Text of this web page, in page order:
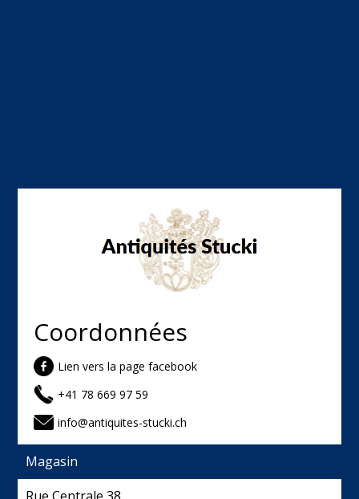
Coordonnées
Lien vers la page facebook
+41 78 669 97 59
info@antiquites-stucki.ch
Magasin